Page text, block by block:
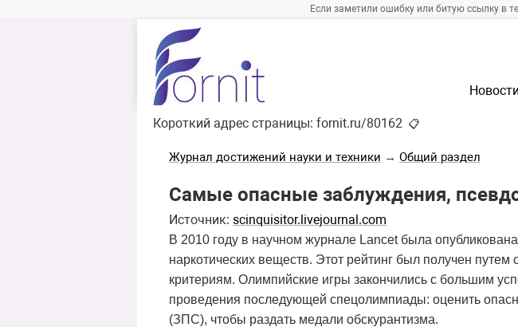
Если заметили ошибку или битую ссылку в
Новости
Короткий адрес страницы: fornit.ru/80162 📋
Журнал достижений науки и техники → Общий раздел
Самые опасные заблуждения,
Источник: scinquisitor.livejournal.com
В 2010 году в научном журнале Lancet была опубликована
наркотических веществ. Этот рейтинг был получен
критериям. Олимпийские игры закончились с большим
проведения последующей спецолимпиады: оценить
(ЗПС), чтобы раздать медали обскурантизма.